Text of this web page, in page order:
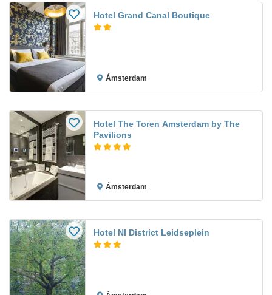
Hotel Grand Canal Boutique
Ámsterdam
Hotel The Toren Amsterdam by The
Pavilions
Ámsterdam
Hotel Nl District Leidseplein